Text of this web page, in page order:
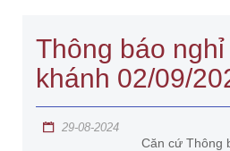
Thông báo
khánh 02/09/
29-08-2024
Căn cứ Thông